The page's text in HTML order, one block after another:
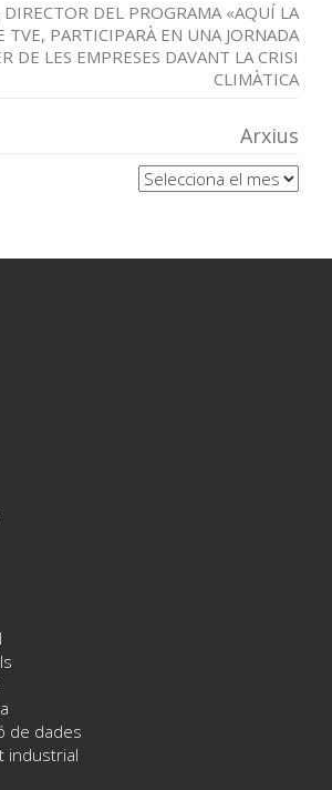
DIRECTOR DEL PROGRAMA «AQUÍ LA
TVE, PARTICIPARÀ EN UNA JORNADA
DE LES EMPRESES DAVANT LA CRISI
CLIMÀTICA
Arxius
Arxius
de dades
industrial